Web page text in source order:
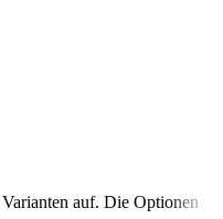
auf. Die Optionen